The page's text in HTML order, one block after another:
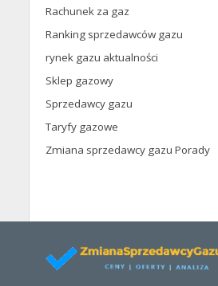
Rachunek za gaz
Ranking sprzedawców gazu
rynek gazu aktualności
Sklep gazowy
Sprzedawcy gazu
Taryfy gazowe
Zmiana sprzedawcy gazu Porady